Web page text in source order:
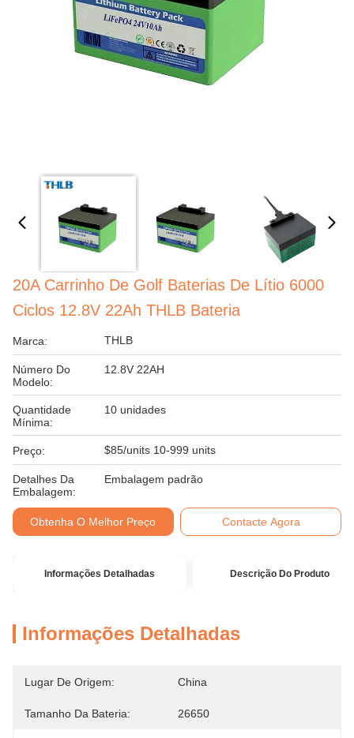
20A Carrinho De Golf Baterias De Lítio 6000
Ciclos 12.8V 22Ah THLB Bateria
Marca: THLB
Número Do
Modelo:
12.8V 22AH
Quantidade
Mínima:
10 unidades
Preço: $85/units 10-999 units
Detalhes Da
Embalagem:
Embalagem padrão
Obtenha O Melhor Preço Contacte Agora
Informações Detalhadas Descrição Do Produto
Informações Detalhadas
Lugar De Origem: China
Tamanho Da Bateria: 26650